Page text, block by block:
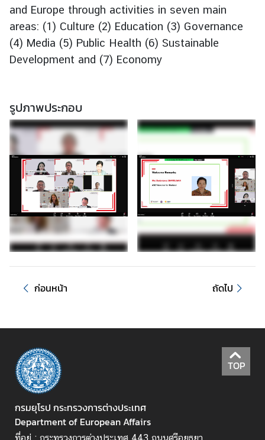
ป็
น
หุ้
น
น
แ
ล
ค
ว
า
ร่
ว
ม
ด้
น
(
P
A
)
and Europe through activities in seven main
areas: (1) Culture (2) Education (3) Governance
(4) Media (5) Public Health (6) Sustainable
Development and (7) Economy
รูปภาพประกอบ
ก่อนหน้า ถัดไป
TOP
กรมยุโรป กระทรวงการต่างประเทศ
Department of European Affairs